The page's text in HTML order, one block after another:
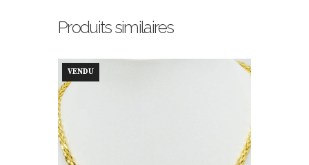
Produits similaires
VENDU